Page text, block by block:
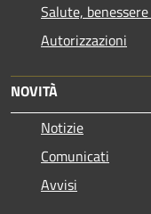
Salute,
Autorizzazioni
NOVITÀ
Notizie
Comunicati
Avvisi